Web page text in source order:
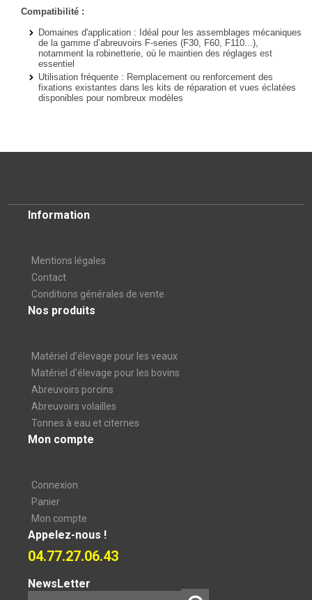
Compatibilité :
Domaines d'application : Idéal pour les assemblages mécaniques
de la gamme d’abreuvoirs F-series (F30, F60, F110...),
notamment la robinetterie, où le maintien des réglages est
essentiel
Utilisation fréquente : Remplacement ou renforcement des
fixations existantes dans les kits de réparation et vues éclatées
disponibles pour nombreux modèles
Information
Mentions légales
Contact
Conditions générales de vente
Nos produits
Matériel d’élevage pour les veaux
Matériel d'élevage pour les bovins
Abreuvoirs porcins
Abreuvoirs volailles
Tonnes à eau et citernes
Mon compte
Connexion
Panier
Mon compte
Appelez-nous !
04.77.27.06.43
NewsLetter